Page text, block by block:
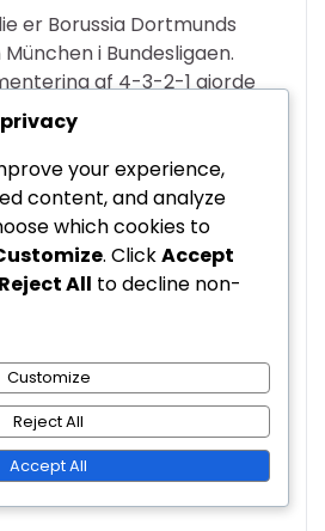
er Borussia Dortmunds
i Bundesligaen.
af 4-3-2-1 gjorde
udnytte fløjene, hvor deres
Bayerns forsvar og skabte
angriber. Denne taktiske
sejr for Dortmund.
blev 4-3-2-1
brugt af det portugisiske
2016. Deres strategiske
og solid defensiv
ende førte dem til at
strategier mod
your experience,
content, and analyze
which cookies to
. ClickAccept
Reject All to decline non-
Customize
Reject All
Accept All